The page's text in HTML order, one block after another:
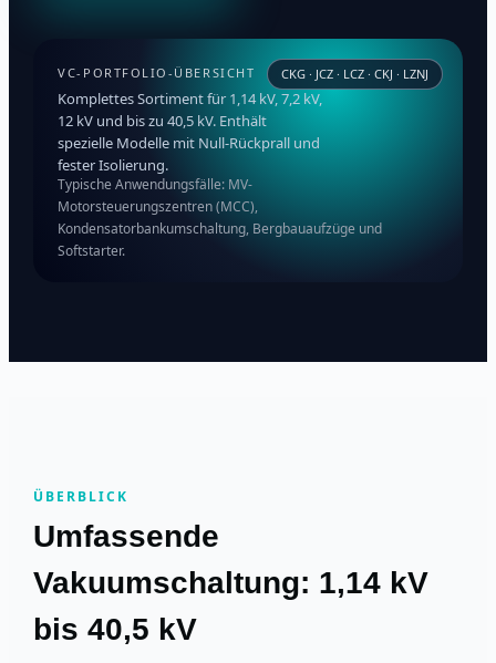
VC-PORTFOLIO-ÜBERSICHT
Komplettes Sortiment für 1,14 kV, 7,2 kV,
12 kV und bis zu 40,5 kV. Enthält
spezielle Modelle mit Null-Rückprall und
fester Isolierung.
CKG · JCZ · LCZ · CKJ · LZNJ
Typische Anwendungsfälle: MV-
Motorsteuerungszentren (MCC),
Kondensatorbankumschaltung, Bergbauaufzüge und
Softstarter.
ÜBERBLICK
Umfassende
Vakuumschaltung: 1,14 kV
bis 40,5 kV